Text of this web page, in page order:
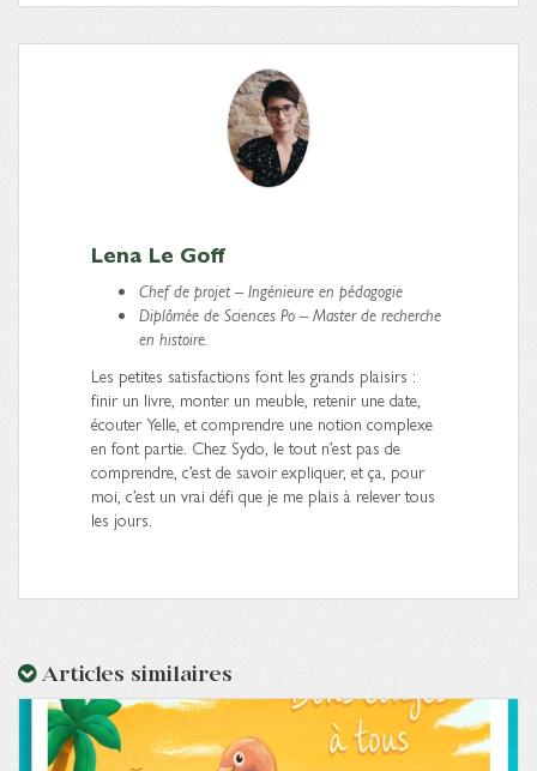
Lena Le Goff
Chef de projet – Ingénieure en pédagogie
Diplômée de Sciences Po – Master de recherche
en histoire.
Les petites satisfactions font les grands plaisirs :
finir un livre, monter un meuble, retenir une date,
écouter Yelle, et comprendre une notion complexe
en font partie. Chez Sydo, le tout n’est pas de
comprendre, c’est de savoir expliquer, et ça, pour
moi, c’est un vrai défi que je me plais à relever tous
les jours.
Articles similaires